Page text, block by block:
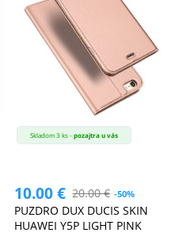
Skladom 3 ks -pozajtra u vás
10.00€ 20.00€ -50%
PUZDRO DUX DUCIS SKIN
HUAWEI Y5P LIGHT PINK